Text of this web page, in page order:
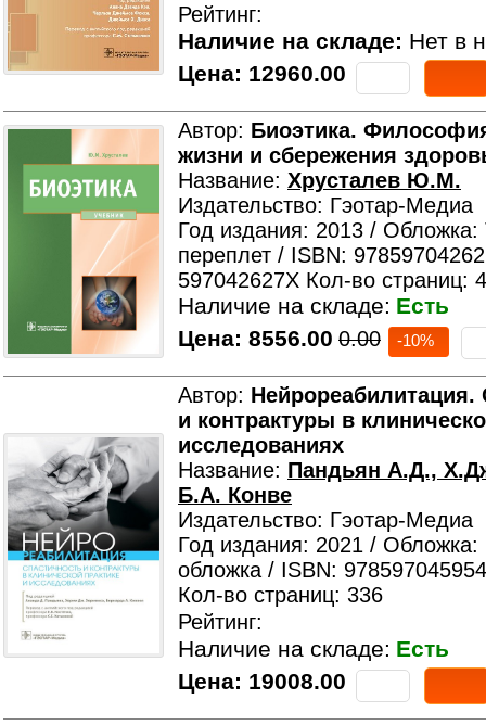
Рейтинг:
Наличие на складе: Нет в
Цена: 12960.00
Автор: Биоэтика.
жизни и сбережения
Название: Хрусталев Ю.М.
Издательство: Гэотар-Медиа
Год издания: 2013 /
переплет / ISBN:
597042627X Кол-во страниц:
Наличие на складе: Есть
Цена: 8556.00 0.00 -10%
Автор: Нейрореабилитация.
и контрактуры в
исследованиях
Название: Пандьян А.Д.,
Б.А. Конве
Издательство: Гэотар-Медиа
Год издания: 2021 / Обложка:
обложка / ISBN:
Кол-во страниц: 336
Рейтинг:
Наличие на складе: Есть
Цена: 19008.00